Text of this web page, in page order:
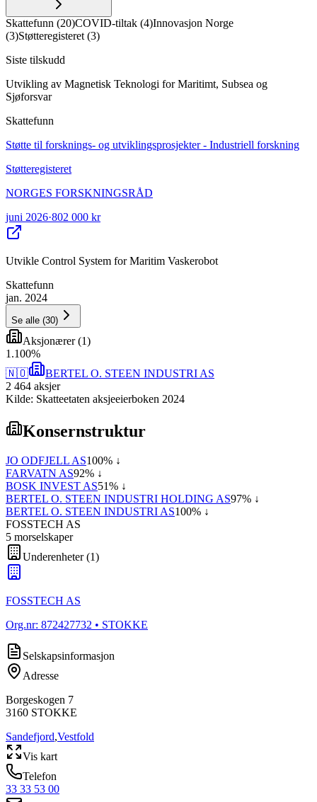
Skattefunn (20)COVID-tiltak (4)Innovasjon Norge
(3)Støtteregisteret (3)
Siste tilskudd
Utvikling av Magnetisk Teknologi for Maritimt, Subsea og
Sjøforsvar
Skattefunn
Støtte til forsknings- og utviklingsprosjekter - Industriell forskning
Støtteregisteret
NORGES FORSKNINGSRÅD
juni 2026·802 000 kr
Utvikle Control System for Maritim Vaskerobot
Skattefunn
jan. 2024
Se alle (30)
Aksjonærer(1)
1 .100%
🇳🇴
BERTEL O. STEEN INDUSTRI AS
2 464 aksjer
Kilde: Skatteetaten aksjeeierboken 2024
Konsernstruktur
JO ODFJELL AS100% ↓
FARVATN AS92% ↓
BOSK INVEST AS51% ↓
BERTEL O. STEEN INDUSTRI HOLDING AS97% ↓
BERTEL O. STEEN INDUSTRI AS100% ↓
FOSSTECH AS
5 morselskaper
Underenheter(1)
FOSSTECH AS
Org.nr: 872427732 • STOKKE
Selskapsinformasjon
Adresse
Borgeskogen 7
3160 STOKKE
Sandefjord,Vestfold
Vis kart
Telefon
33 33 53 00